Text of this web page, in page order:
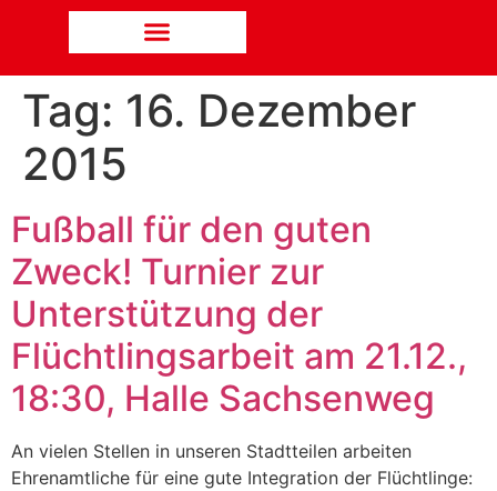
Tag: 16. Dezember
2015
Fußball für den guten
Zweck! Turnier zur
Unterstützung der
Flüchtlingsarbeit am 21.12.,
18:30, Halle Sachsenweg
An vielen Stellen in unseren Stadtteilen arbeiten
Ehrenamtliche für eine gute Integration der Flüchtlinge: